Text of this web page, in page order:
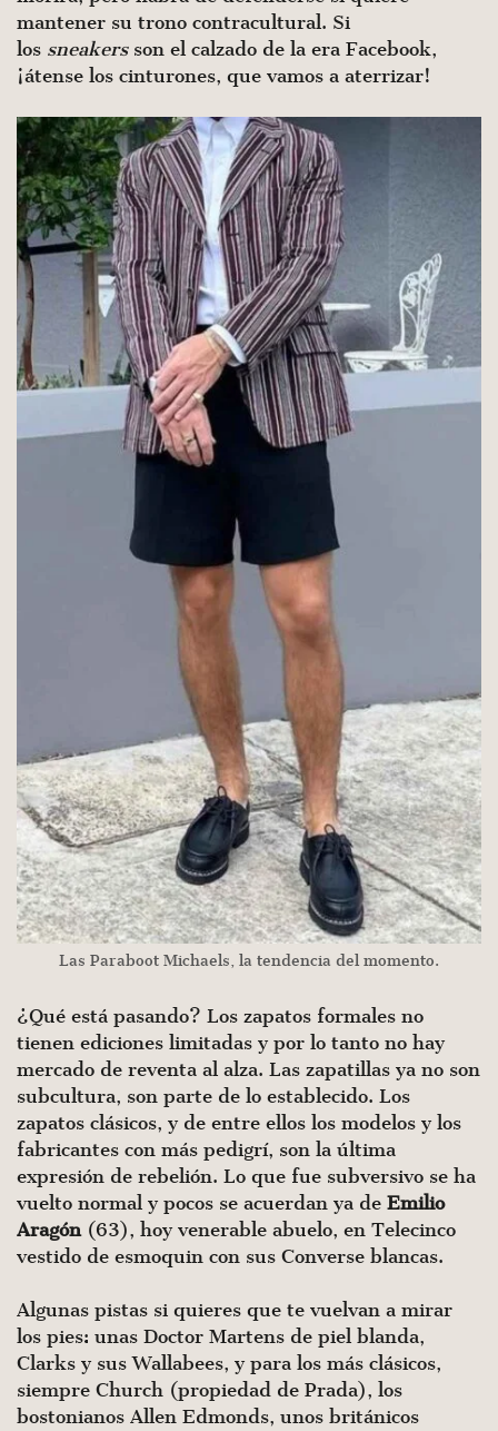
mantener su trono contracultural. Si
los sneakersson el calzado de la era Facebook,
¡átense los cinturones, que vamos a aterrizar!
Las Paraboot Michaels, la tendencia del momento.
¿Qué está pasando? Los zapatos formales no
tienen ediciones limitadas y por lo tanto no hay
mercado de reventa al alza. Las zapatillas ya no son
subcultura, son parte de lo establecido. Los
zapatos clásicos, y de entre ellos los modelos y los
fabricantes con más pedigrí, son la última
expresión de rebelión. Lo que fue subversivo se ha
vuelto normal y pocos se acuerdan ya de Emilio
Aragón(63), hoy venerable abuelo, en Telecinco
vestido de esmoquin con sus Converse blancas.
Algunas pistas si quieres que te vuelvan a mirar
los pies: unas Doctor Martens de piel blanda,
Clarks y sus Wallabees, y para los más clásicos,
siempre Church (propiedad de Prada), los
bostonianos Allen Edmonds, unos británicos